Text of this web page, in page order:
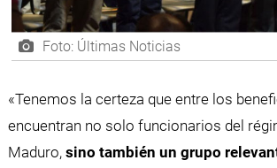
Foto: Últimas Noticias
«Tenemos la certeza que entre los
encuentran no solo funcionarios del
Maduro,sino también un grupo